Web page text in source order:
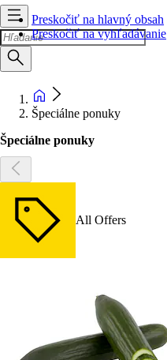
Preskočiť na hlavný obsah
Preskočiť na vyhľadávanie
Špeciálne ponuky
Špeciálne ponuky
All Offers